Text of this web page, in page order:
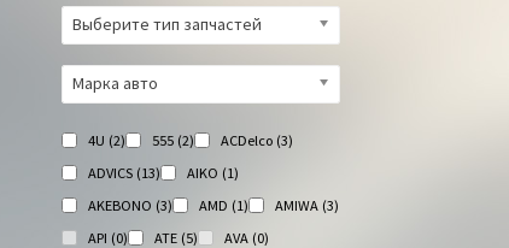
Выберите тип запчастей
Марка авто
4U (2) 555 (2) ACDelco (3)
ADVICS (13) AIKO (1)
AKEBONO (3) AMD (1) AMIWA (3)
API (0) ATE (5) AVA (0)